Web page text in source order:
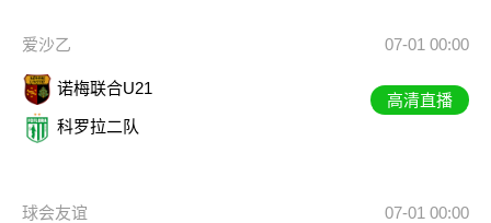
爱沙乙 07-01 00:00
诺梅联合U21
科罗拉二队
高清直播
球会友谊 07-01 00:00